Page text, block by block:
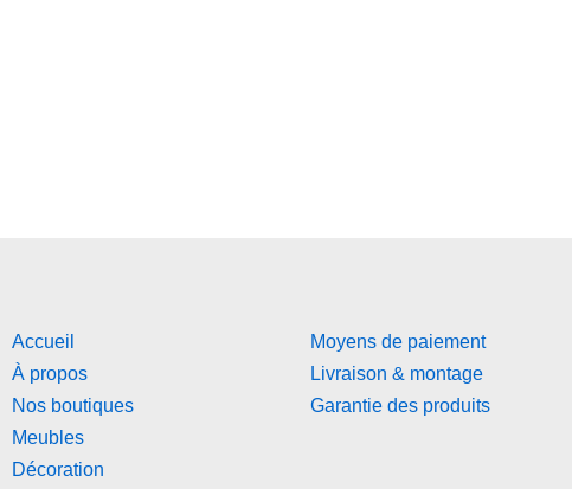
Accueil
À propos
Nos boutiques
Meubles
Décoration
Moyens de paiement
Livraison & montage
Garantie des produits